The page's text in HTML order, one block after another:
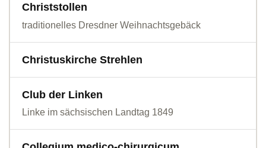
Christstollen
traditionelles Dresdner Weihnachtsgebäck
Christuskirche Strehlen
Club der Linken
Linke im sächsischen Landtag 1849